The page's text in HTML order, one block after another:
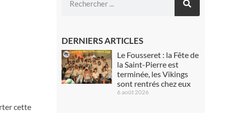
cette
DERNIERS ARTICLES
Le Fousseret : la Fête de
la Saint-Pierre est
terminée, les Vikings
sont rentrés chez eux
6 août 2026